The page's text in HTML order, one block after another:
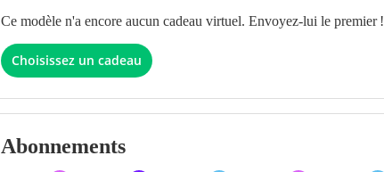
Ce modèle n'a encore aucun cadeau virtuel. Envoyez-lui le premier !
Choisissez un cadeau
Abonnements